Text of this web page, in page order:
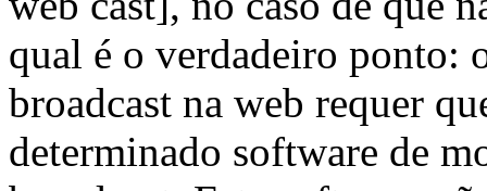
qual é o verdadeiro ponto:
broadcast na web requer
determinado software de